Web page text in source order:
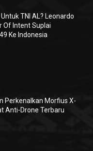
TNI AL? Leonardo
Of Intent Suplai
Ke Indonesia
Perkenalkan Morfius X-
Anti-Drone Terbaru